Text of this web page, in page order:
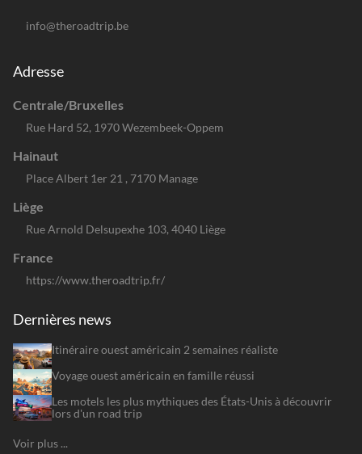
info@theroadtrip.be
Adresse
Centrale/Bruxelles
Rue Hard 52, 1970 Wezembeek-Oppem
Hainaut
Place Albert 1er 21 , 7170 Manage
Liège
Rue Arnold Delsupexhe 103, 4040 Liège
France
https://www.theroadtrip.fr/
Dernières news
Itinéraire ouest américain 2 semaines réaliste
Voyage ouest américain en famille réussi
Les motels les plus mythiques des États-Unis à découvrir
lors d'un road trip
Voir plus ...